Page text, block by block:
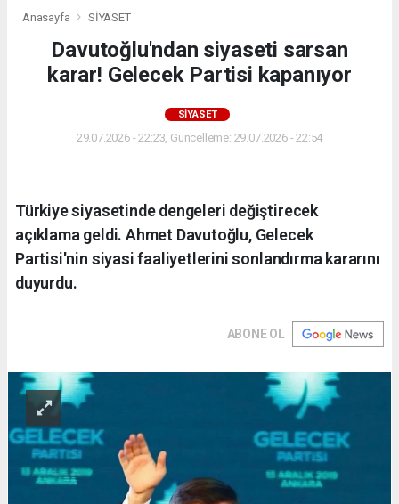
Anasayfa SİYASET
Davutoğlu'ndan siyaseti sarsan
karar! Gelecek Partisi kapanıyor
SİYASET
29.07.2026 - 22:23, Güncelleme: 29.07.2026 - 22:54
Türkiye siyasetinde dengeleri değiştirecek
açıklama geldi. Ahmet Davutoğlu, Gelecek
Partisi'nin siyasi faaliyetlerini sonlandırma kararını
duyurdu.
ABONE OL